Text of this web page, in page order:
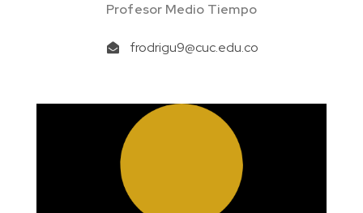
Profesor Medio Tiempo
frodrigu9@cuc.edu.co